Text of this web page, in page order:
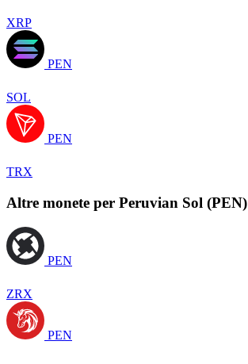
XRP
PEN
SOL
PEN
TRX
Altre monete per Peruvian Sol (PEN)
PEN
ZRX
PEN